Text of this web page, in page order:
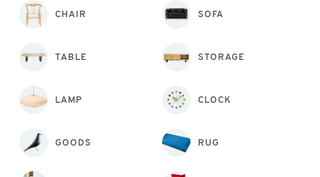
CHAIR SOFA
TABLE STORAGE
LAMP CLOCK
GOODS RUG